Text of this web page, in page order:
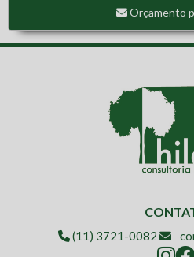
Cadastramento Arbóreo em
Cadastramento Arbóreo na Vila
Caracterização da paisagem -
Caracterização da vegetação e
Caracterização da vegetação em
Centro de Produção de
Orçamento
(11) 3721-0082